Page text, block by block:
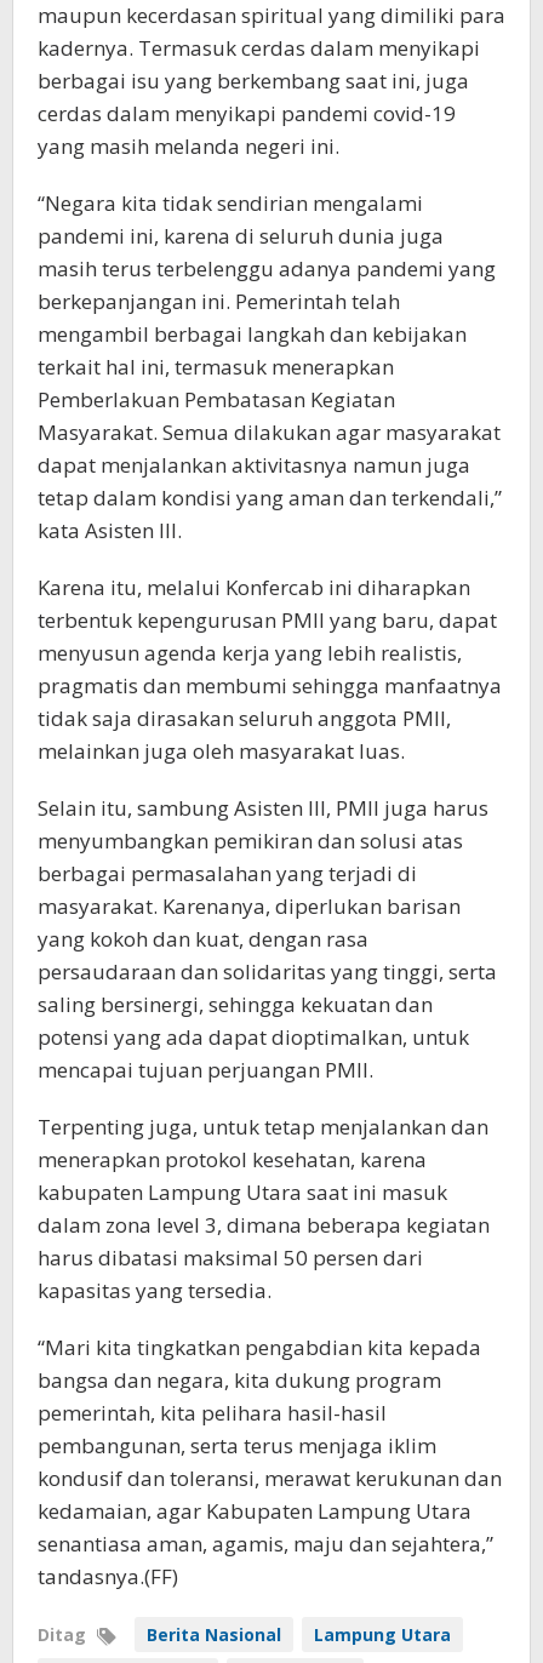
maupun kecerdasan spiritual yang dimiliki para
kadernya. Termasuk cerdas dalam menyikapi
berbagai isu yang berkembang saat ini, juga
cerdas dalam menyikapi pandemi covid-19
yang masih melanda negeri ini.
“Negara kita tidak sendirian mengalami
pandemi ini, karena di seluruh dunia juga
masih terus terbelenggu adanya pandemi yang
berkepanjangan ini. Pemerintah telah
mengambil berbagai langkah dan kebijakan
terkait hal ini, termasuk menerapkan
Pemberlakuan Pembatasan Kegiatan
Masyarakat. Semua dilakukan agar masyarakat
dapat menjalankan aktivitasnya namun juga
tetap dalam kondisi yang aman dan terkendali,”
kata Asisten III.
Karena itu, melalui Konfercab ini diharapkan
terbentuk kepengurusan PMII yang baru, dapat
menyusun agenda kerja yang lebih realistis,
pragmatis dan membumi sehingga manfaatnya
tidak saja dirasakan seluruh anggota PMII,
melainkan juga oleh masyarakat luas.
Selain itu, sambung Asisten III, PMII juga harus
menyumbangkan pemikiran dan solusi atas
berbagai permasalahan yang terjadi di
masyarakat. Karenanya, diperlukan barisan
yang kokoh dan kuat, dengan rasa
persaudaraan dan solidaritas yang tinggi, serta
saling bersinergi, sehingga kekuatan dan
potensi yang ada dapat dioptimalkan, untuk
mencapai tujuan perjuangan PMII.
Terpenting juga, untuk tetap menjalankan dan
menerapkan protokol kesehatan, karena
kabupaten Lampung Utara saat ini masuk
dalam zona level 3, dimana beberapa kegiatan
harus dibatasi maksimal 50 persen dari
kapasitas yang tersedia.
“Mari kita tingkatkan pengabdian kita kepada
bangsa dan negara, kita dukung program
pemerintah, kita pelihara hasil-hasil
pembangunan, serta terus menjaga iklim
kondusif dan toleransi, merawat kerukunan dan
kedamaian, agar Kabupaten Lampung Utara
senantiasa aman, agamis, maju dan sejahtera,”
tandasnya.(FF)
Ditag Berita Nasional
Lampung Utara